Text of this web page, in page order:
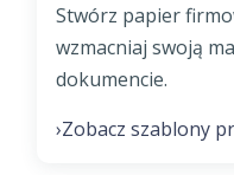
Stwórz papier
wzmacniaj swoją
dokumencie.
›Zobacz szablony